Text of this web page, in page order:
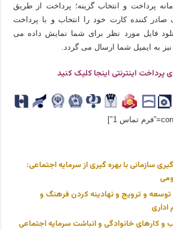
پرداخت و انتخاب گزینه؛ پرداخت از طریق
صادر کننده کارت خود را انتخاب و با پرداخت
فایل مورد نظر برای شما نمایش داده می
به ایمیل شما ارسال می گردد.
پرداخت اینترنتی اینجا کلیک کنید
سازمانی با بهره گیری از سرمایه اجتماعی:
توسعه و ترویج و نهادینه کردن فرهنگ و
و کارهای خانوادگی و انباشت سرمایه اجتماعی